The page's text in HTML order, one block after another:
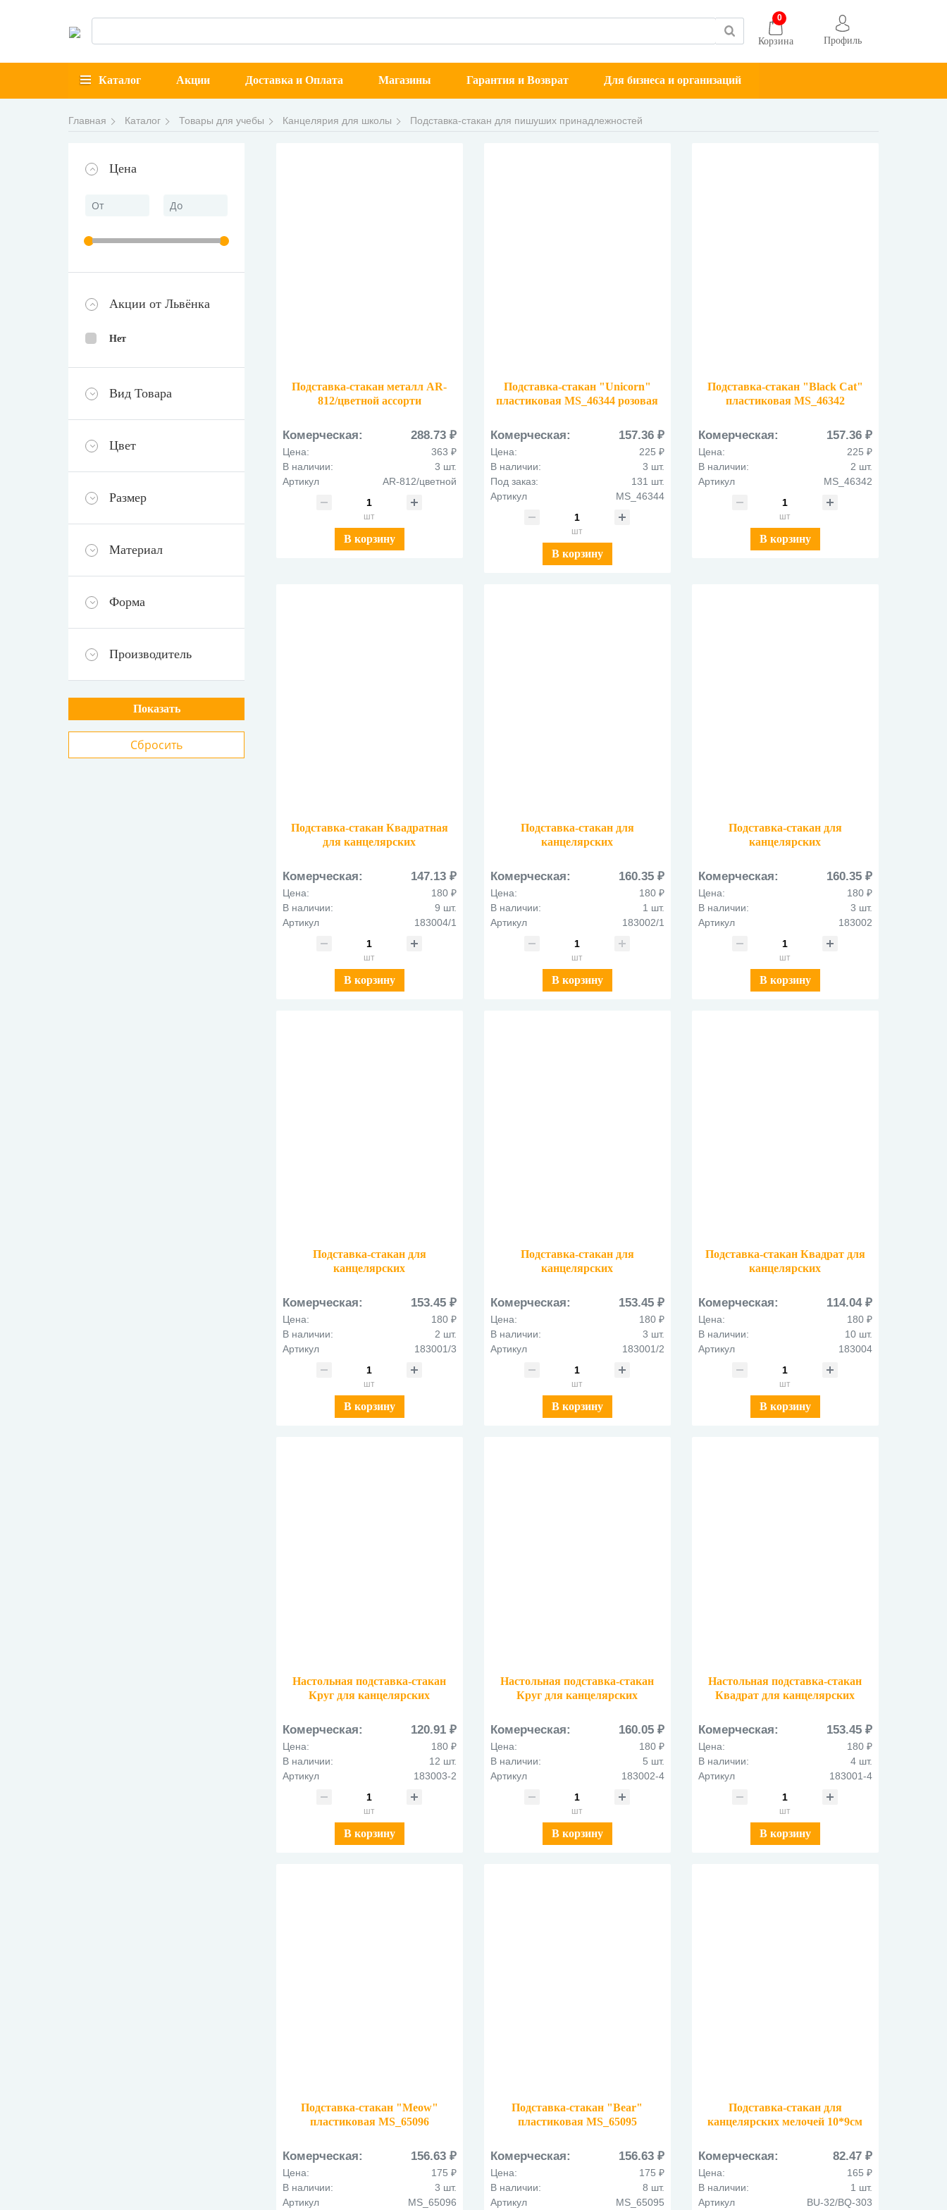
0
Корзина Профиль
Каталог Акции Доставка и Оплата Магазины Гарантия и Возврат Для бизнеса и организаций
Главная Каталог Товары для учебы Канцелярия для школы Подставка-стакан для пишуших принадлежностей
Цена
Акции от Львёнка
Нет
Вид Товара
Цвет
Размер
Материал
Форма
Производитель
Подставка-стакан металл AR-
812/цветной ассорти
Комерческая: 288.73 ₽
Цена:
363 ₽
В наличии:
3 шт.
Артикул
AR-812/цветной
шт
В корзину
Подставка-стакан "Unicorn"
пластиковая MS_46344 розовая
Комерческая: 157.36 ₽
Цена:
225 ₽
В наличии:
3 шт.
Под заказ:
131 шт.
Артикул
MS_46344
шт
В корзину
Подставка-стакан "Black Cat"
пластиковая MS_46342
Комерческая: 157.36 ₽
Цена:
225 ₽
В наличии:
2 шт.
Артикул
MS_46342
шт
В корзину
Подставка-стакан Квадратная
для канцелярских
металлическая 183004/1
серебро
Комерческая: 147.13 ₽
Цена:
180 ₽
В наличии:
9 шт.
Артикул
183004/1
шт
В корзину
Подставка-стакан для
канцелярских
металлическая Куб 183002/1
зеленая
Комерческая: 160.35 ₽
Цена:
180 ₽
В наличии:
1 шт.
Артикул
183002/1
шт
В корзину
Подставка-стакан для
канцелярских
металлическая Куб KLERK
183002 голубая
Комерческая: 160.35 ₽
Цена:
180 ₽
В наличии:
3 шт.
Артикул
183002
шт
В корзину
Подставка-стакан для
канцелярских
металлическая Куб 183001/3
Комерческая: 153.45 ₽
Цена:
180 ₽
В наличии:
2 шт.
Артикул
183001/3
шт
В корзину
Подставка-стакан для
канцелярских
металлическая Куб 183001/2
Комерческая: 153.45 ₽
Цена:
180 ₽
В наличии:
3 шт.
Артикул
183001/2
шт
В корзину
Подставка-стакан Квадрат для
канцелярских
металлическая 183004 черный
Комерческая: 114.04 ₽
Цена:
180 ₽
В наличии:
10 шт.
Артикул
183004
шт
В корзину
Настольная подставка-стакан
Круг для канцелярских
металлическая 183003/2
ассорти 2 вида
Комерческая: 120.91 ₽
Цена:
180 ₽
В наличии:
12 шт.
Артикул
183003-2
шт
В корзину
Настольная подставка-стакан
Круг для канцелярских
металлическая 183002/4
ассорти 4 вида
Комерческая: 160.05 ₽
Цена:
180 ₽
В наличии:
5 шт.
Артикул
183002-4
шт
В корзину
Настольная подставка-стакан
Квадрат для канцелярских
металлическая 183001/4
ассорти 4 вида
Комерческая: 153.45 ₽
Цена:
180 ₽
В наличии:
4 шт.
Артикул
183001-4
шт
В корзину
Подставка-стакан "Meow"
пластиковая MS_65096
Комерческая: 156.63 ₽
Цена:
175 ₽
В наличии:
3 шт.
Артикул
MS_65096
Подставка-стакан "Bear"
пластиковая MS_65095
Комерческая: 156.63 ₽
Цена:
175 ₽
В наличии:
8 шт.
Артикул
MS_65095
Подставка-стакан для
канцелярских мелочей 10*9см
Комерческая: 82.47 ₽
Цена:
165 ₽
В наличии:
1 шт.
Артикул
BU-32/BQ-303